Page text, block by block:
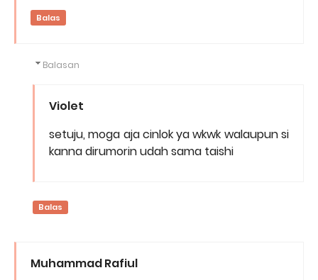
Balas
Balasan
Violet
setuju, moga aja cinlok ya wkwk walaupun si
kanna dirumorin udah sama taishi
Balas
Muhammad Rafiul